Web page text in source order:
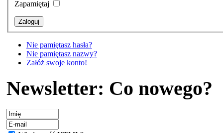
Zapamiętaj
Nie pamiętasz hasła?
Nie pamiętasz nazwy?
Załóż swoje konto!
Newsletter: Co nowego?